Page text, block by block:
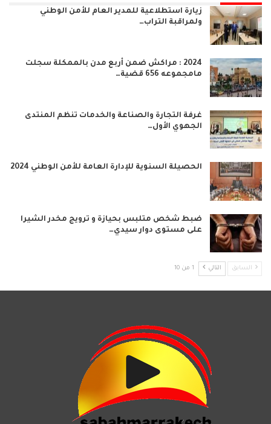
زيارة استطلاعية للمدير العام للأمن الوطني
ولمراقبة التراب…
2024 : مراكش ضمن أربع مدن بالممكلة سجلت
مامجموعه 656 قضية…
غرفة التجارة والصناعة والخدمات تنظم المنتدى
الجهوي الأول…
الحصيلة السنوية للإدارة العامة للأمن الوطني 2024
ضبط شخص متلبس بحيازة و ترويج مخدر الشيرا
على مستوى دوار سيدي…
السابق التالي 1 من 10